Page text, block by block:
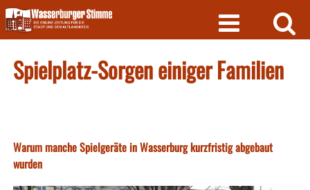
Skip
to
content
Spielplatz-Sorgen einiger Familien
Warum manche Spielgeräte in Wasserburg kurzfristig abgebaut
wurden